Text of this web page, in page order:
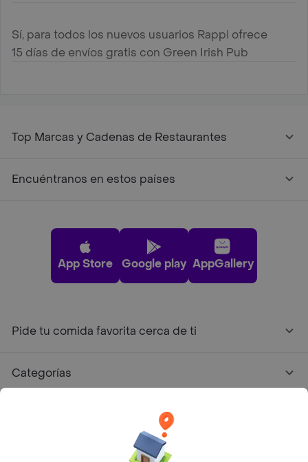
Sí, para todos los nuevos usuarios Rappi ofrece
15 días de envíos gratis con Green Irish Pub
Top Marcas y Cadenas de Restaurantes
Encuéntranos en estos países
App Store Google play AppGallery
Pide tu comida favorita cerca de ti
Categorías